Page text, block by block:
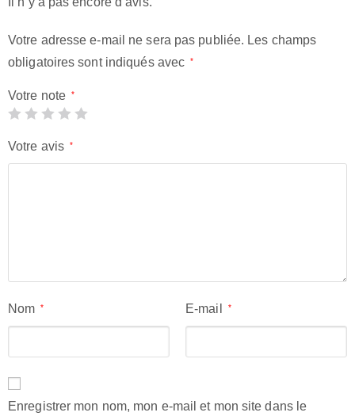
Votre adresse e-mail ne sera pas publiée. Les champs
obligatoires sont indiqués avec
*
Votre note *
Votre avis *
Nom * E-mail *
Enregistrer mon nom, mon e-mail et mon site dans le